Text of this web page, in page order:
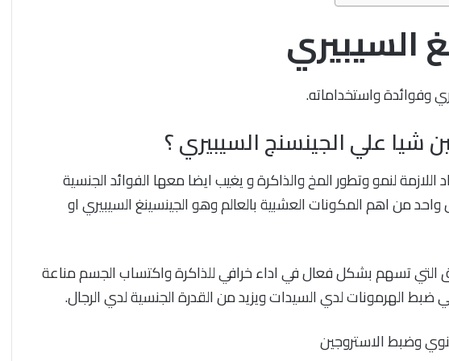
السيبيري
علي الجينسنج السيبيري ؟
اللازمة لنمو وتطور المخ والذاكرة و يغيب ايضا معها الفوائد الجنسية
من اهم المكونات العشبية بالعالم وهو الجينسينغ السيبيري او
التي تسهم بشكل فعال في اداء خرافي للذاكرة واكتساب الجسم مناعة
الهرمونات لدي السيدات ويزيد من القدرة الجنسية لدي الرجال.
وضبط الاستروجين